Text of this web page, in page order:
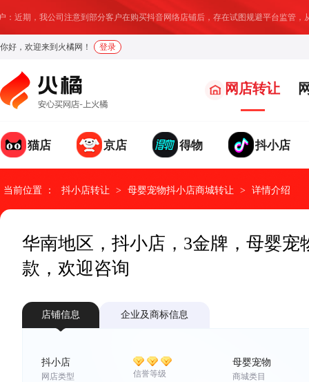
近期，我公司注意到部分客户在购买抖音网络店铺后，存在试图规避平台监管，
你好，欢迎来到火橘网！ 登录
网店转让
我要求购 发布求购信息，找店速度 提升95%
具体诉求*
我要出售 店铺成交后我们将收取部分服务费
网店地址*
网店名称
猫店 京店 得物 抖小店
当前位置 ： 抖小店转让 > 母婴宠物抖小店商城转让 > 详情介绍
华南地区，抖小店，3金牌，母婴
款，欢迎咨询
店铺信息 企业及商标信息
抖小店
网店类型 信誉等级
母婴宠物
商城类目